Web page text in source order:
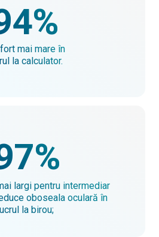
largi pentru intermediar
oboseala oculară în
la birou;
mai mare în
la calculator.